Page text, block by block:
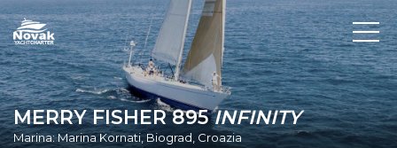
MERRY FISHER 895INFINITY
Marina: Marina Kornati, Biograd, Croazia